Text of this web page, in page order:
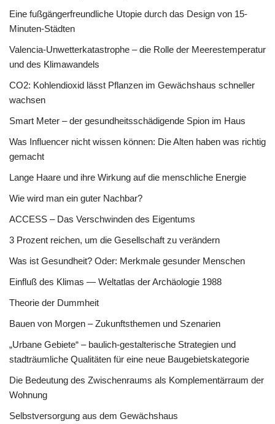
Eine fußgängerfreundliche Utopie durch das Design von 15-
Minuten-Städten
Valencia-Unwetterkatastrophe – die Rolle der Meerestemperatur
und des Klimawandels
CO2: Kohlendioxid lässt Pflanzen im Gewächshaus schneller
wachsen
Smart Meter – der gesundheitsschädigende Spion im Haus
Was Influencer nicht wissen können: Die Alten haben was richtig
gemacht
Lange Haare und ihre Wirkung auf die menschliche Energie
Wie wird man ein guter Nachbar?
ACCESS – Das Verschwinden des Eigentums
3 Prozent reichen, um die Gesellschaft zu verändern
Was ist Gesundheit? Oder: Merkmale gesunder Menschen
Einfluß des Klimas — Weltatlas der Archäologie 1988
Theorie der Dummheit
Bauen von Morgen – Zukunftsthemen und Szenarien
„Urbane Gebiete“ – baulich-gestalterische Strategien und
stadträumliche Qualitäten für eine neue Baugebietskategorie
Die Bedeutung des Zwischenraums als Komplementärraum der
Wohnung
Selbstversorgung aus dem Gewächshaus